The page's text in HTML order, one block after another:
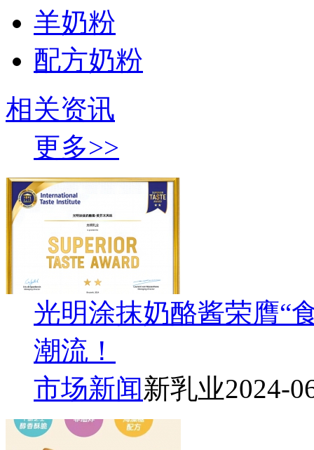
羊奶粉
配方奶粉
相关资讯
更多>>
光明涂抹奶酪酱荣膺“
潮流！
市场新闻新乳业2024-